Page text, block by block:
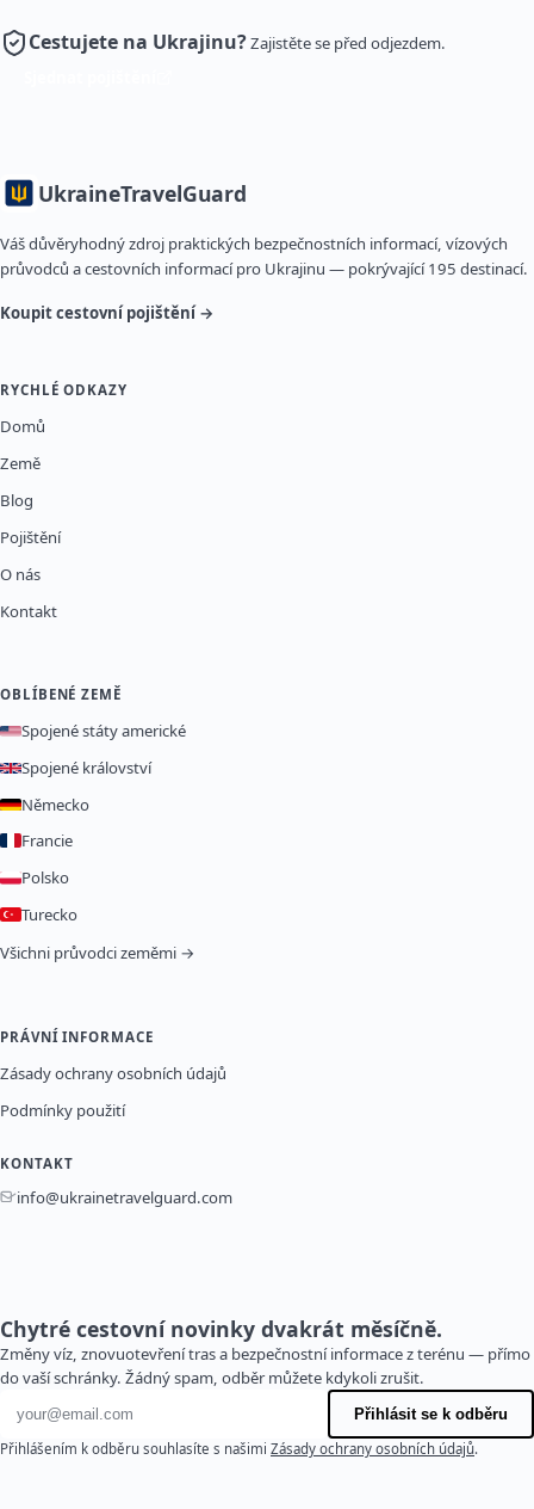
Cestujete na Ukrajinu?Zajistěte se před odjezdem.
UkraineTravelGuard
Váš důvěryhodný zdroj praktických bezpečnostních informací, vízových
průvodců a cestovních informací pro Ukrajinu — pokrývající 195 destinací.
Koupit cestovní pojištění →
RYCHLÉ ODKAZY
Domů
Země
Blog
Pojištění
O nás
Kontakt
OBLÍBENÉ ZEMĚ
Spojené státy americké
Spojené království
Německo
Francie
Polsko
Turecko
Všichni průvodci zeměmi →
PRÁVNÍ INFORMACE
Zásady ochrany osobních údajů
Podmínky použití
KONTAKT
info@ukrainetravelguard.com
Chytré cestovní novinky dvakrát měsíčně.
Změny víz, znovuotevření tras a bezpečnostní informace z terénu — přímo
do vaší schránky. Žádný spam, odběr můžete kdykoli zrušit.
E-mailová adresa
Přihlásit se k odběru
Přihlášením k odběru souhlasíte s našimi Zásady ochrany osobních údajů.